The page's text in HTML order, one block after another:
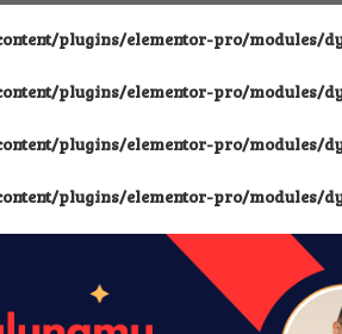
plugins/elementor-pro/modules/
plugins/elementor-pro/modules/
plugins/elementor-pro/modules/
plugins/elementor-pro/modules/